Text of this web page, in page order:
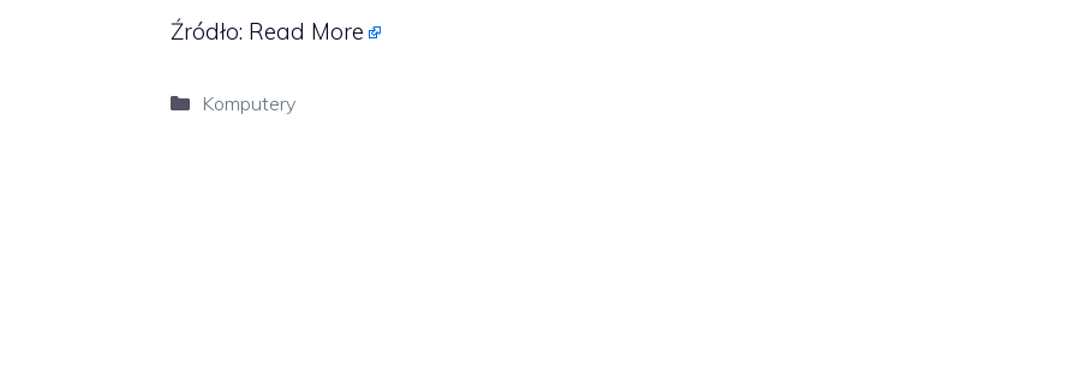
Źródło: Read More
Kategorie
Komputery